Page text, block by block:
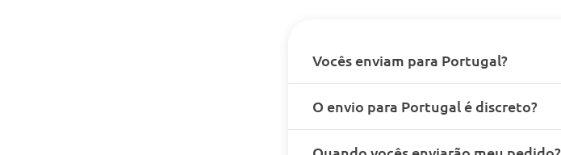
Vocês enviam para Portugal?
O envio para Portugal é discreto?